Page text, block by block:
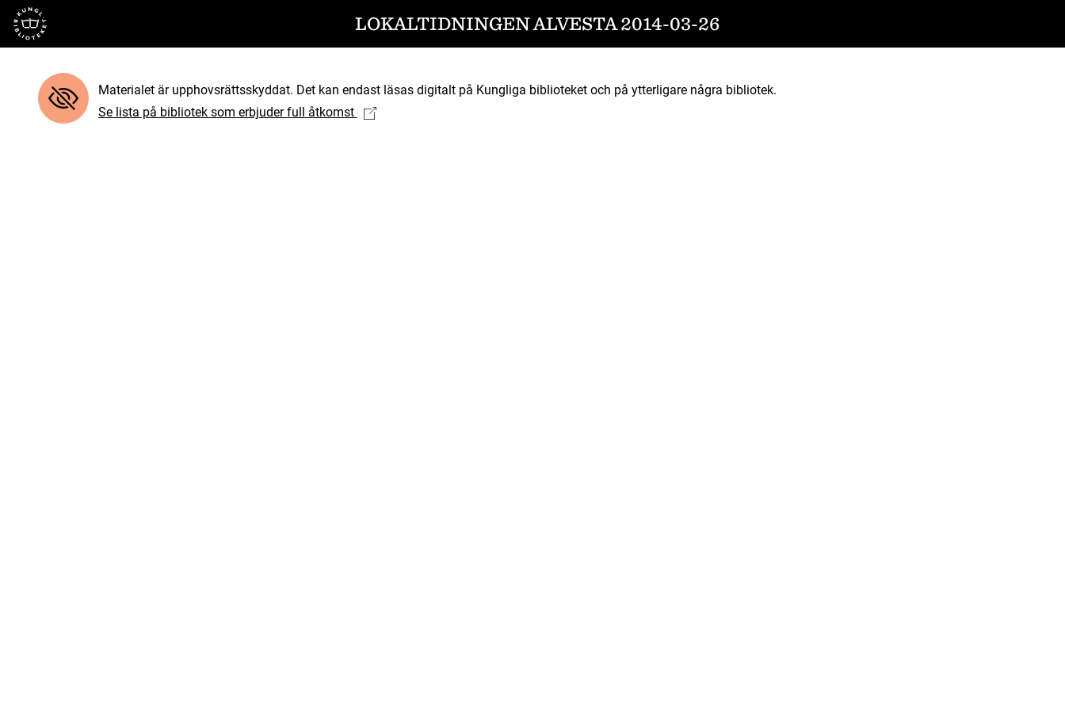
Till startsidan LOKALTIDNINGEN ALVESTA 2014-03-26
Materialet är upphovsrättsskyddat. Det kan endast läsas digitalt på Kungliga biblioteket och på ytterligare några bibliotek.
Se lista på bibliotek som erbjuder full åtkomst